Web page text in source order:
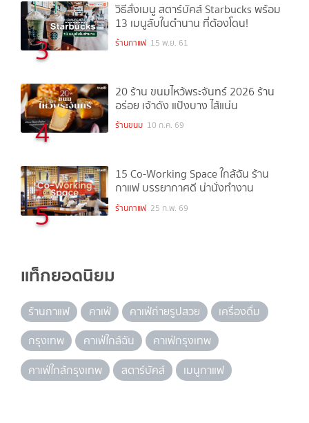
3
วิธีสั่งเมนู สตาร์บัคส์ Starbucks พร้อม
13 เมนูลับในตำนาน ที่ต้องโดน!
ร้านกาแฟ 15 พ.ย. 61
4
20 ร้าน ขนมไหว้พระจันทร์ 2026 ร้าน
อร่อย เจ้าดัง แป้งบาง ไส้แน่น
ร้านขนม 10 ก.ค. 69
5
15 Co-Working Space ใกล้ฉัน ร้าน
กาแฟ บรรยากาศดี น่านั่งทำงาน
ร้านกาแฟ 25 ก.พ. 69
แท็กยอดนิยม
ร้านกาแฟ คาเฟ่ คาเฟ่ถ่ายรูปสวย
เครื่องดื่ม
กรุงเทพ
คาเฟ่ใกล้ฉัน
คาเฟ่กรุงเทพ
คาเฟ่ใกล้กรุงเทพ
สตาร์บัคส์ เมนูกาแฟ